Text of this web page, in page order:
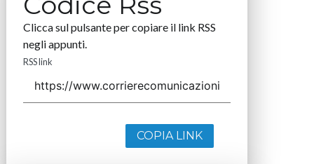
Clicca sul pulsante per copiare il link RSS
negli appunti.
RSS link
COPIA LINK